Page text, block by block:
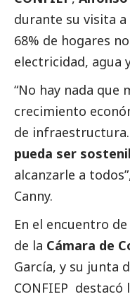
durante su visita
68% de hogares
electricidad, agua
“No hay nada que
crecimiento
de
pueda ser
alcanzarle a
Canny.
En el encuentro
de la Cámara de
García, y su junta
CONFIEP